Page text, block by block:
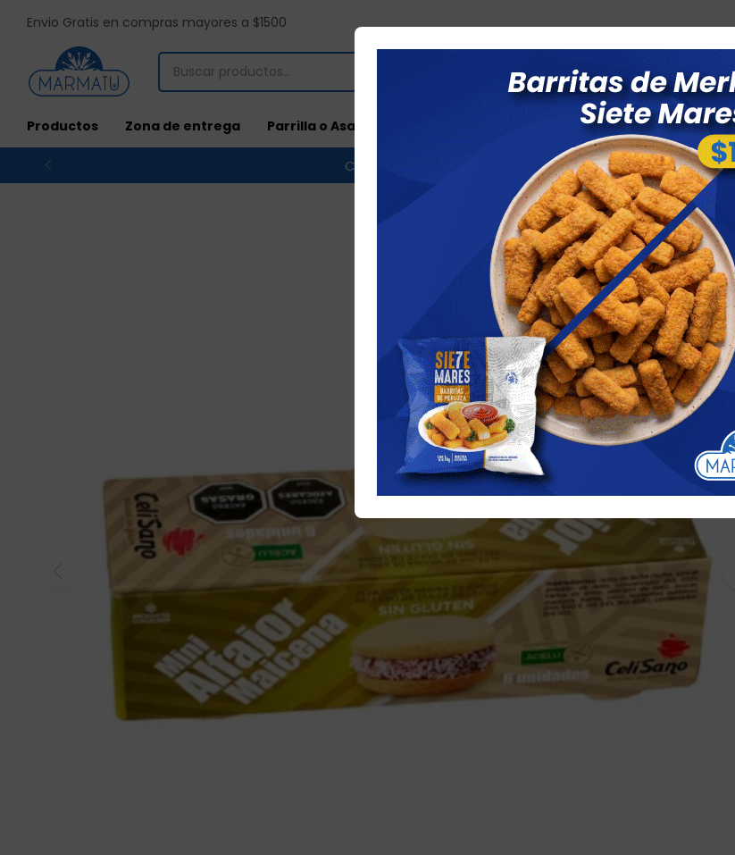
Compras menores a $ 1500 costo de envío $60 *Puede
Productos Zona de entrega Parrilla o Asado Ofertas Promociones
Envio Gratis en compras mayores a $1500